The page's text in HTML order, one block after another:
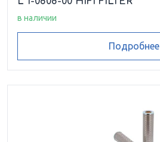
в наличии
Подробнее